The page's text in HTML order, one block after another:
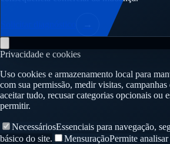
Privacidade e cookies
Uso cookies e armazenamento local para
com sua permissão, medir visitas,
aceitar tudo, recusar categorias opcionais ou
permitir.
NecessáriosEssenciais para navegação,
básico do site.
MensuraçãoPermite